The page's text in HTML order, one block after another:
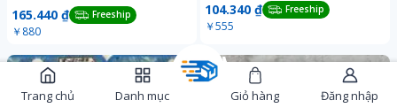
165.440 ₫ Freeship
￥880
104.340 ₫ Freeship
￥555
Trang chủ Danh mục Giỏ hàng Đăng nhập